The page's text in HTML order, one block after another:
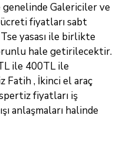
Galericiler ve
fiyatları sabt
yasası ile birlikte
hale getirilecektir.
ile 400TL ile
Fatih , İkinci el araç
fiyatları iş
anlaşmaları halinde